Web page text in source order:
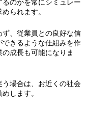
のかを常にシミュレー
られます。
、従業員との良好な信
きるような仕組みを作
成長も可能になりま
場合は、お近くの社会
します。